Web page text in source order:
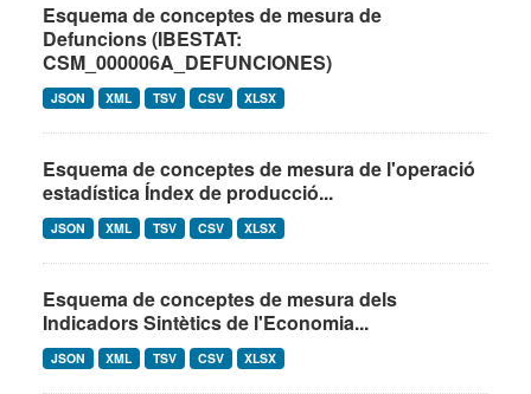
Esquema de conceptes de mesura de
Defuncions (IBESTAT:
CSM_000006A_DEFUNCIONES)
JSON XML TSV CSV XLSX
Esquema de conceptes de mesura de l'operació
estadística Índex de producció...
JSON XML TSV CSV XLSX
Esquema de conceptes de mesura dels
Indicadors Sintètics de l'Economia...
JSON XML TSV CSV XLSX